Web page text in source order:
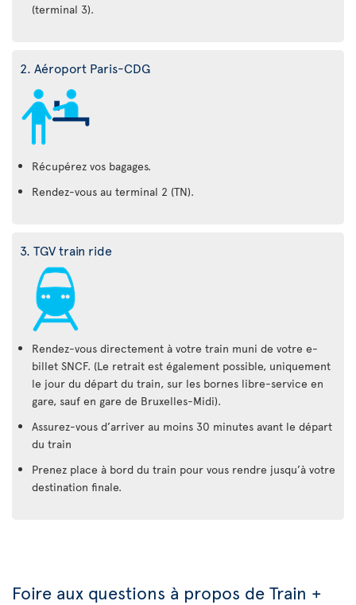
(terminal 3).
2. Aéroport Paris-CDG
Récupérez vos bagages.
Rendez-vous au terminal 2 (TN).
3. TGV train ride
Rendez-vous directement à votre train muni de votre e-
billet SNCF. (Le retrait est également possible, uniquement
le jour du départ du train, sur les bornes libre-service en
gare, sauf en gare de Bruxelles-Midi).
Assurez-vous d’arriver au moins 30 minutes avant le départ
du train
Prenez place à bord du train pour vous rendre jusqu’à votre
destination finale.
Foire aux questions à propos de Train +